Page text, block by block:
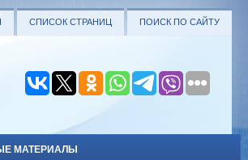
СПИСОК СТРАНИЦ ПОИСК ПО САЙТУ
МАТЕРИАЛЫ